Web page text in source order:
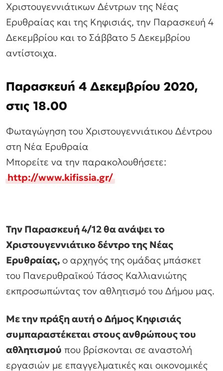
Χριστουγεννιάτικων Δέντρων της Νέας
Ερυθραίας και της Κηφισιάς, την Παρασκευή 4
Δεκεμβρίου και το Σάββατο 5 Δεκεμβρίου
αντίστοιχα.
Παρασκευή 4 Δεκεμβρίου 2020,
στις 18.00
Φωταγώγηση του Χριστουγεννιάτικου Δέντρου
στη Νέα Ερυθραία
Μπορείτε να την παρακολουθήσετε:
http://www.kifissia.gr/
Την Παρασκευή 4/12 θα ανάψει το
Χριστουγεννιάτικο δέντρο της Νέας
Ερυθραίας, ο αρχηγός της ομάδας μπάσκετ
του Πανερυθραϊκού Τάσος Καλλιανιώτης
εκπροσωπώντας τον αθλητισμό του Δήμου μας.
Με την πράξη αυτή ο Δήμος Κηφισιάς
συμπαραστέκεται στους ανθρώπους του
αθλητισμού που βρίσκονται σε αναστολή
εργασιών με επαγγελματικές και οικονομικές